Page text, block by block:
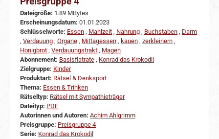
Dateigröße: 1.89 MBytes
Erscheinungsdatum: 01.01.2023
Schlüsselworte: Essen , Mahlzeit , Nahrung , Buchstaben , Darm
, Verdauung , Organe , Mittagessen , kauen , zerkleinern ,
Honigbrot , Verdauungstrakt , Magen
Abonnement: Basisflatrate , Konrad das Krokodil
Zielgruppe: Kinder
Produktart: Rätsel & Denksport
Thema: Essen & Trinken
Rätseltyp: Rätsel mit Sympathieträger
Dateityp: PDF
Autorinnen und Autoren: Achim Ahlgrimm
Preisgruppe: Preisgruppe 4
Serie: Konrad das Krokodil